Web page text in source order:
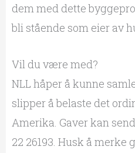
dem med dette
bli stående som eier av
Vil du være med?
NLL håper å kunne
slipper å belaste det
Amerika. Gaver kan
22 26193. Husk å merke